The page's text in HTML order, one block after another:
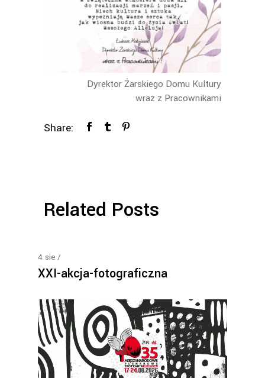
Dyrektor Żarskiego Domu Kultury
wraz z Pracownikami
Share:
Related Posts
4 sie
XXI-akcja-fotograficzna